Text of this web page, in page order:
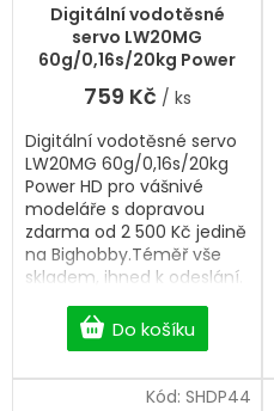
Digitální vodotěsné
servo LW20MG
60g/0,16s/20kg Power
HD
759 Kč / ks
Do košíku
Digitální vodotěsné servo
LW20MG 60g/0,16s/20kg
Power HD pro vášnivé
modeláře s dopravou
zdarma od 2 500 Kč jedině
na Bighobby.Téměř vše
skladem, ihned k odeslání.
Kód: SHDP44